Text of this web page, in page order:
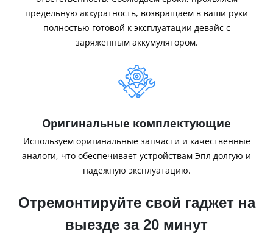
предельную аккуратность, возвращаем в ваши руки
полностью готовой к эксплуатации девайс с
заряженным аккумулятором.
Оригинальные комплектующие
Используем оригинальные запчасти и качественные
аналоги, что обеспечивает устройствам Эпл долгую и
надежную эксплуатацию.
Отремонтируйте свой гаджет на
выезде за 20 минут